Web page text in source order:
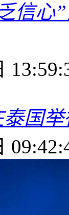
信心
国